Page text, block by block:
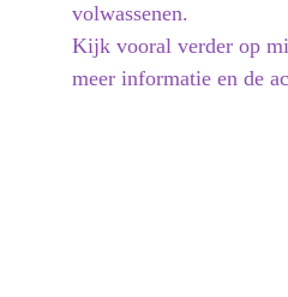
volwassenen.
Kijk vooral verder op
meer informatie en de